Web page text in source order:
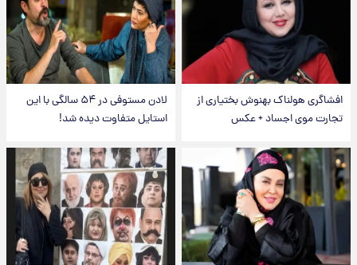
افشاگری هولناک بهنوش بختیاری از
تجارت موی اجساد + عکس
لادن مستوفی در ۵۴ سالگی با این
استایل متفاوت دیده شد!